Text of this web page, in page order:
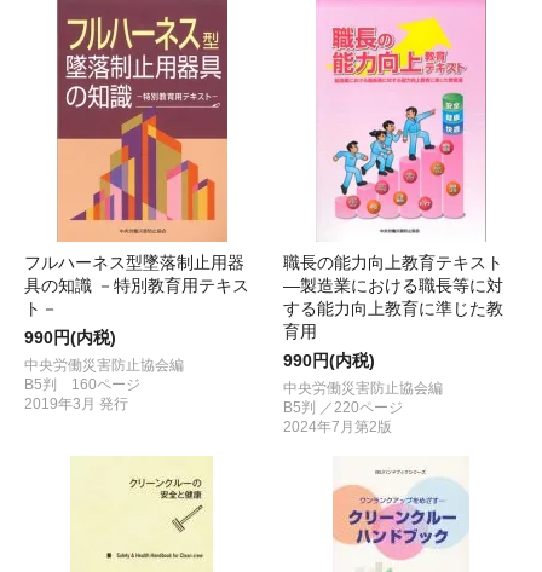
フルハーネス型墜落制止用器
具の知識 －特別教育用テキス
ト－
990円(内税)
中央労働災害防止協会編
B5判 160ページ
2019年3月 発行
職長の能力向上教育テキスト
―製造業における職長等に対
する能力向上教育に準じた教
育用
990円(内税)
中央労働災害防止協会編
B5判 ／220ページ
2024年7月第2版